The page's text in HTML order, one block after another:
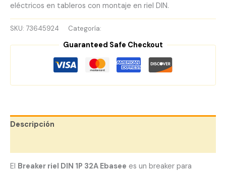
eléctricos en tableros con montaje en riel DIN.
SKU: 73645924 Categoría:
Guaranteed Safe Checkout
Descripción
El Breaker riel DIN 1P 32A Ebasee es un breaker para